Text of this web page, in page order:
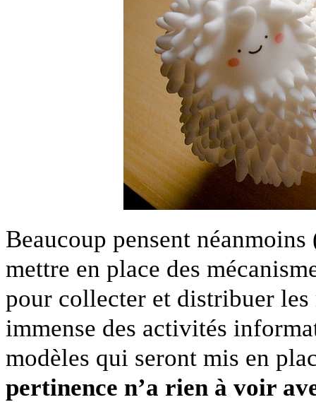
Beaucoup pensent
mettre en place des
pour collecter et distribuer les
immense des activités
modèles qui seront mis en
pertinence n’a rien à voir